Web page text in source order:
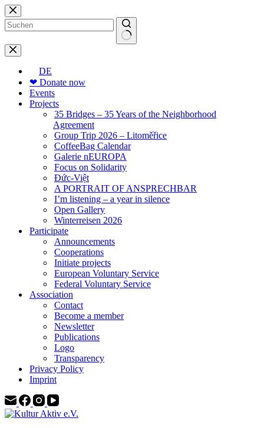
Skip
to
content
No
results
DE
❤ Donate now
Events
Projects
35 Bridges – 35 Years of the Neighborhood
Agreement
Group Trip 2026 – Litoměřice
CoffeeBag Calendar
Galerie nEUROPA
Focus on Solidarity
Đức-Việt
A PORTRAIT OF ANSPRECHBAR
I’m listening – a year in silence
Open Gallery
Winterreisen 2026
Participate
Announcements
Cooperations
Initiate projects
European Voluntary Service
Federal Voluntary Service
Association
Contact
Become a member
Newsletter
Publications
Logo
Transparency
Privacy Policy
Imprint